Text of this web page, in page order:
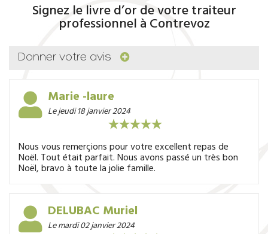
Signez le livre d’or de votre traiteur
professionnel à Contrevoz
Donner votre avis
Marie -laure
Le jeudi 18 janvier 2024
Nous vous remerçions pour votre excellent repas de
Noël. Tout était parfait. Nous avons passé un très bon
Noël, bravo à toute la jolie famille.
DELUBAC Muriel
Le mardi 02 janvier 2024